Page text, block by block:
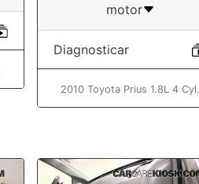
motor
Diagnosticar
2010 Toyota Prius 1.8L 4 Cyl.